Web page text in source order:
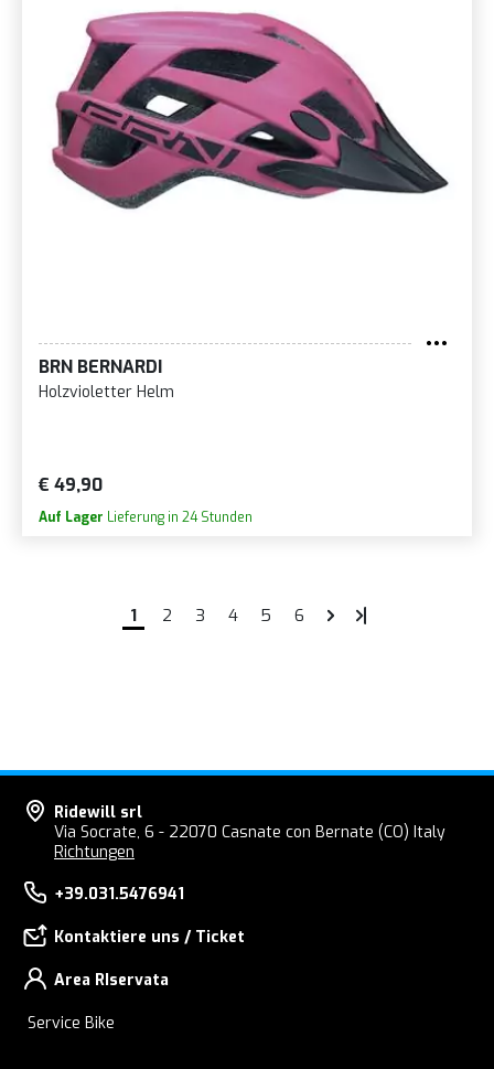
BRN BERNARDI
Holzvioletter Helm
€ 49,90
Auf Lager Lieferung in 24 Stunden
1 2 3 4 5 6
Ridewill srl
Via Socrate, 6 - 22070 Casnate con Bernate (CO) Italy
Richtungen
+39.031.5476941
Kontaktiere uns / Ticket
Area RIservata
Service Bike